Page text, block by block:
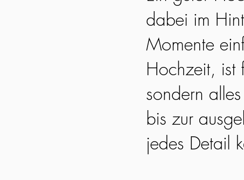
dabei im
Momente
Hochzeit, ist
sondern
bis zur
jedes Detail